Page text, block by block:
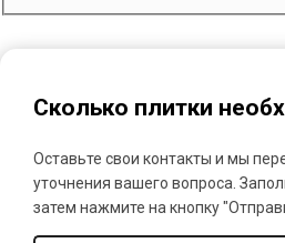
Сколько плитки
Оставьте свои контакты и мы
уточнения вашего вопроса.
затем нажмите на кнопку